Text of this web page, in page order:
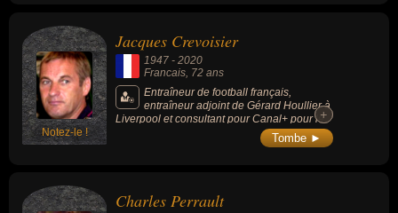
Notez-le !
Jacques Crevoisier
1947 - 2020
Francais , 72 ans
Entraîneur de football français,
entraîneur adjoint de Gérard Houllier à
Liverpool et consultant pour Canal+ pour le+
+
Tombe ►
Charles Perrault